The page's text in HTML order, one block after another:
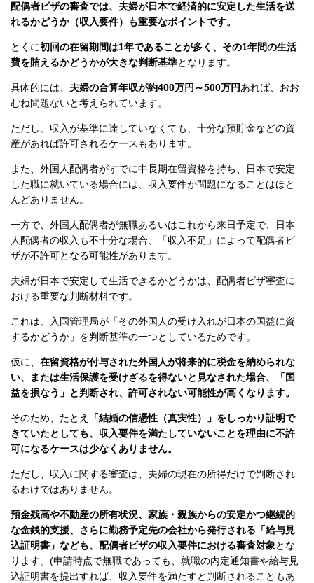
配偶者ビザの審査では、夫婦が日本で経済的に安定した生活を送
れるかどうか（収入要件）も重要なポイントです。
とくに初回の在留期間は1年であることが多く、その1年間の生活
費を賄えるかどうかが大きな判断基準となります。
具体的には、 夫婦の合算年収が約400万円～500万円あれば、おお
むね問題ないと考えられています。
ただし、収入が基準に達していなくても、十分な預貯金などの資
産があれば許可されるケースもあります。
また、外国人配偶者がすでに中長期在留資格を持ち、日本で安定
した職に就いている場合には、収入要件が問題になることはほと
んどありません。
一方で、外国人配偶者が無職あるいはこれから来日予定で、日本
人配偶者の収入も不十分な場合、「収入不足」によって配偶者ビ
ザが不許可となる可能性があります。
夫婦が日本で安定して生活できるかどうかは、配偶者ビザ審査に
おける重要な判断材料です。
これは、入国管理局が「その外国人の受け入れが日本の国益に資
するかどうか」を判断基準の一つとしているためです。
仮に、 在留資格が付与された外国人が将来的に税金を納められな
い、または生活保護を受けざるを得ないと見なされた場合、「国
益を損なう」と判断され、許可されない可能性が高くなります。
そのため、たとえ
「結婚の信憑性（真実性）」をしっかり証明で
きていたとしても、収入要件を満たしていないことを理由に不許
可になるケースは少なくありません。
ただし、収入に関する審査は、夫婦の現在の所得だけで判断され
るわけではありません。
預金残高や不動産の所有状況、家族・親族からの安定かつ継続的
な金銭的支援、さらに勤務予定先の会社から発行される「給与見
込証明書」なども、配偶者ビザの収入要件における審査対象とな
ります。(申請時点で無職であっても、就職の内定通知書や給与見
込証明書を提出すれば、収入要件を満たすと判断されることもあ